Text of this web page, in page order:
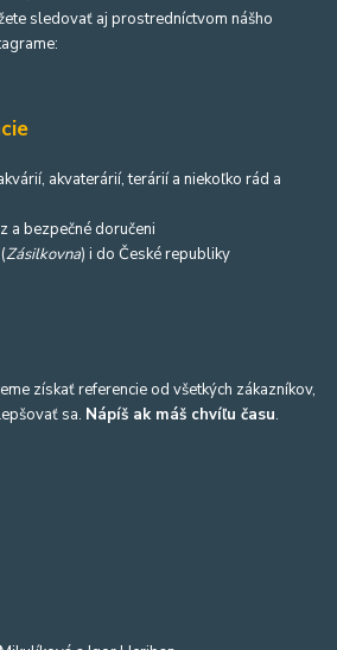
sledovať aj prostredníctvom nášho
akvaterárií, terárií a niekoľko rád a
a bezpečné doručeni
Zásilkovna) i do České republiky
získať referencie od všetkých zákazníkov,
sa. Nápíš ak máš chvíľu času.